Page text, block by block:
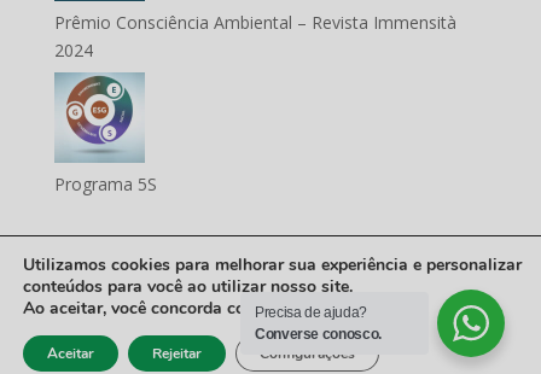
Prêmio Consciência Ambiental – Revista Immensità
2024
Programa 5S
PRODUTIVA SORGHUM PESQUISA LTDA | CNPJ Nº 44.697.450/0001-
50 | RODOVIA BR-020, S/N CX, 74 73814-500 FORMOSA | TELEFONE:
+55 (61) 3631-2992
Utilizamos cookies para melhorar sua experiência e personalizar
conteúdos para você ao utilizar nosso site.
Ao aceitar, você concorda com o uso de cookies.
Aceitar Rejeitar Configurações
Precisa de ajuda?
Converse conosco.